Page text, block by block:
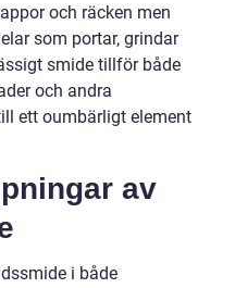
och räcken men
som portar, grindar
smide tillför både
och andra
ett oumbärligt element
av
i både